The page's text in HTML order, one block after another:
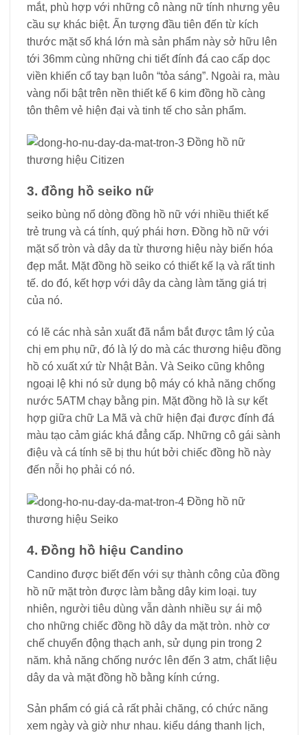
mắt, phù hợp với những cô nàng nữ tính nhưng yêu
cầu sự khác biệt. Ấn tượng đầu tiên đến từ kích
thước mặt số khá lớn mà sản phẩm này sở hữu lên
tới 36mm cùng những chi tiết đính đá cao cấp dọc
viền khiến cổ tay bạn luôn “tỏa sáng”. Ngoài ra, màu
vàng nổi bật trên nền thiết kế 6 kim đồng hồ càng
tôn thêm vẻ hiện đại và tinh tế cho sản phẩm.
Đồng hồ nữ
thương hiệu Citizen
3. đồng hồ seiko nữ
seiko bùng nổ dòng đồng hồ nữ với nhiều thiết kế
trẻ trung và cá tính, quý phái hơn. Đồng hồ nữ với
mặt số tròn và dây da từ thương hiệu này biến hóa
đẹp mắt. Mặt đồng hồ seiko có thiết kế lạ và rất tinh
tế. do đó, kết hợp với dây da càng làm tăng giá trị
của nó.
có lẽ các nhà sản xuất đã nắm bắt được tâm lý của
chị em phụ nữ, đó là lý do mà các thương hiệu đồng
hồ có xuất xứ từ Nhật Bản. Và Seiko cũng không
ngoại lệ khi nó sử dụng bộ máy có khả năng chống
nước 5ATM chạy bằng pin. Mặt đồng hồ là sự kết
hợp giữa chữ La Mã và chữ hiện đại được đính đá
màu tạo cảm giác khá đẳng cấp. Những cô gái sành
điệu và cá tính sẽ bị thu hút bởi chiếc đồng hồ này
đến nỗi họ phải có nó.
Đồng hồ nữ
thương hiệu Seiko
4. Đồng hồ hiệu Candino
Candino được biết đến với sự thành công của đồng
hồ nữ mặt tròn được làm bằng dây kim loại. tuy
nhiên, người tiêu dùng vẫn dành nhiều sự ái mộ
cho những chiếc đồng hồ dây da mặt tròn. nhờ cơ
chế chuyển động thạch anh, sử dụng pin trong 2
năm. khả năng chống nước lên đến 3 atm, chất liệu
dây da và mặt đồng hồ bằng kính cứng.
Sản phẩm có giá cả rất phải chăng, có chức năng
xem ngày và giờ như nhau. kiểu dáng thanh lịch,